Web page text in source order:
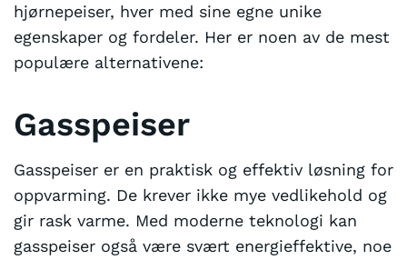
hjørnepeiser, hver med sine egne unike
egenskaper og fordeler. Her er noen av de mest
populære alternativene:
Gasspeiser
Gasspeiser er en praktisk og effektiv løsning for
oppvarming. De krever ikke mye vedlikehold og
gir rask varme. Med moderne teknologi kan
gasspeiser også være svært energieffektive, noe